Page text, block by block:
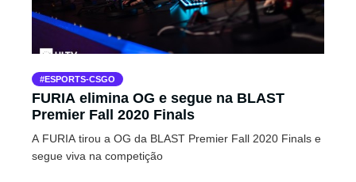
ESPORTS-CSGO
FURIA elimina OG e segue na BLAST
Premier Fall 2020 Finals
A FURIA tirou a OG da BLAST Premier Fall 2020 Finals e
segue viva na competição